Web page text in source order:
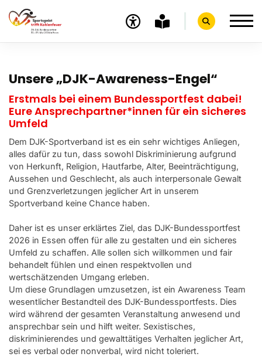
Unsere „DJK-Awareness-Engel“
Erstmals bei einem Bundessportfest dabei!
Eure Ansprechpartner*innen für ein sicheres
Umfeld
Dem DJK-Sportverband ist es ein sehr wichtiges Anliegen,
alles dafür zu tun, dass sowohl Diskriminierung aufgrund
von Herkunft, Religion, Hautfarbe, Alter, Beeinträchtigung,
Aussehen und Geschlecht, als auch interpersonale Gewalt
und Grenzverletzungen jeglicher Art in unserem
Sportverband keine Chance haben.
Daher ist es unser erklärtes Ziel, das DJK-Bundessportfest
2026 in Essen offen für alle zu gestalten und ein sicheres
Umfeld zu schaffen. Alle sollen sich willkommen und fair
behandelt fühlen und einen respektvollen und
wertschätzenden Umgang erleben.
Um diese Grundlagen umzusetzen, ist ein Awareness Team
wesentlicher Bestandteil des DJK-Bundessportfests. Dies
wird während der gesamten Veranstaltung anwesend und
ansprechbar sein und hilft weiter. Sexistisches,
diskriminierendes und gewalttätiges Verhalten jeglicher Art,
sei es verbal oder nonverbal, wird nicht toleriert.
Sport
Essen
Programm BSF
DJK
Fotos und Videos
Kontakt
Presseservice
Schulbefreiung / Sonderurlaub
Werbematerialien
Downloads
Awareness